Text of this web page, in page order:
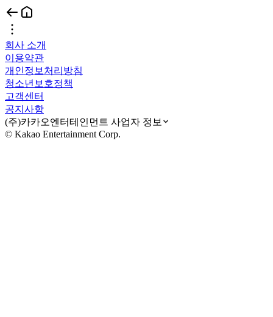
회사 소개
이용약관
개인정보처리방침
청소년보호정책
고객센터
공지사항
(주)카카오엔터테인먼트 사업자 정보
© Kakao Entertainment Corp.